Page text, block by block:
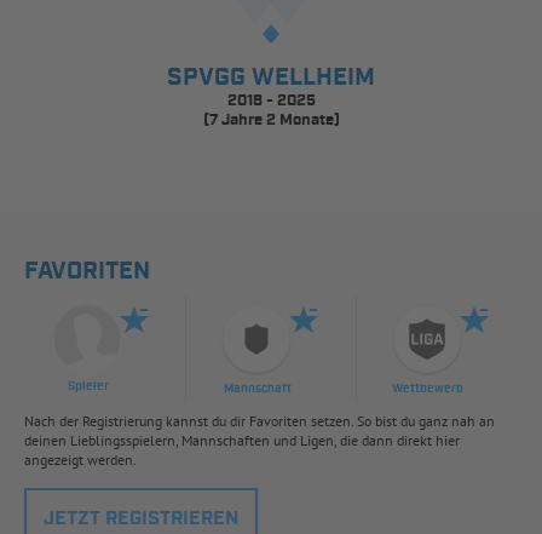
SPVGG WELLHEIM
2018 - 2025
(7 Jahre 2 Monate)
FAVORITEN
Spieler Mannschaft Wettbewerb
Nach der Registrierung kannst du dir Favoriten setzen. So bist du ganz nah an
deinen Lieblingsspielern, Mannschaften und Ligen, die dann direkt hier
angezeigt werden.
JETZT REGISTRIEREN